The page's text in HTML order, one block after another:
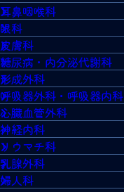
耳鼻咽喉科
眼科
皮膚科
糖尿病・内分泌代謝科
形成外科
呼吸器外科・呼吸器内科
心臓血管外科
神経内科
リウマチ科
乳腺外科
婦人科